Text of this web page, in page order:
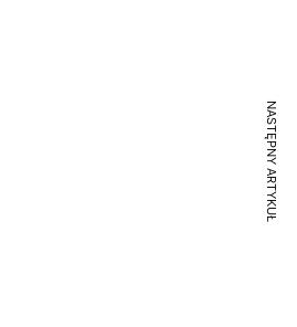
NASTĘPNY ARTYKUŁ